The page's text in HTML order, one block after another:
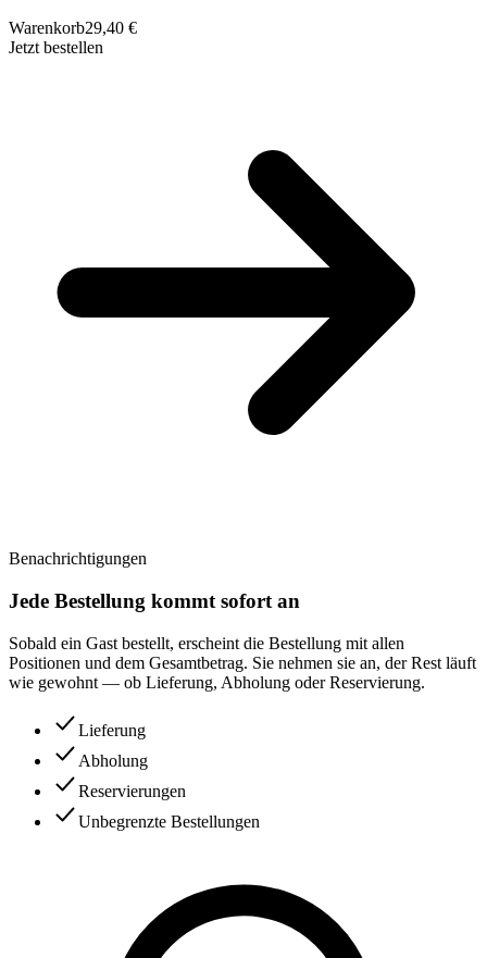
Warenkorb29,40 €
Jetzt bestellen
Benachrichtigungen
Jede Bestellung kommt sofort an
Sobald ein Gast bestellt, erscheint die Bestellung mit allen
Positionen und dem Gesamtbetrag. Sie nehmen sie an, der Rest läuft
wie gewohnt — ob Lieferung, Abholung oder Reservierung.
Lieferung
Abholung
Reservierungen
Unbegrenzte Bestellungen